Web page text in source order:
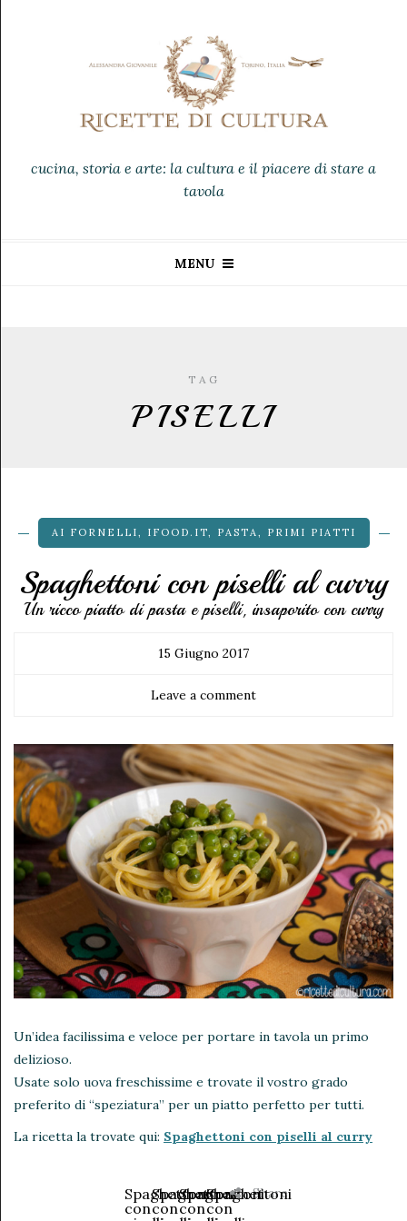
cucina, storia e arte: la cultura e il piacere di stare a
tavola
MENU
TAG
PISELLI
AI FORNELLI , IFOOD.IT, PASTA , PRIMI PIATTI
Spaghettoni con piselli al curry
Un ricco piatto di pasta e piselli, insaporito con curry
15 Giugno 2017
Leave a comment
Un’idea facilissima e veloce per portare in tavola un primo
delizioso.
Usate solo uova freschissime e trovate il vostro grado
preferito di “speziatura” per un piatto perfetto per tutti.
La ricetta la trovate qui: Spaghettoni con piselli al curry
Share
Spaghettoni
con
Spaghettoni
con
Spaghettoni
con
Spaghettoni
con